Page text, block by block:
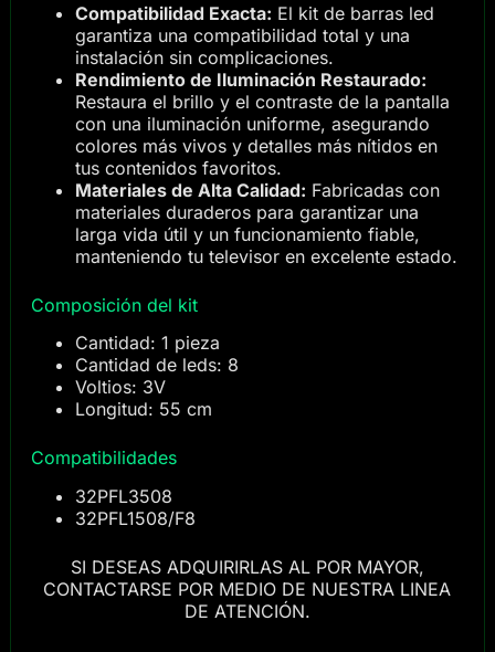
Compatibilidad Exacta: El kit de barras led
garantiza una compatibilidad total y una
instalación sin complicaciones.
Rendimiento de Iluminación Restaurado:
Restaura el brillo y el contraste de la pantalla
con una iluminación uniforme, asegurando
colores más vivos y detalles más nítidos en
tus contenidos favoritos.
Materiales de Alta Calidad: Fabricadas con
materiales duraderos para garantizar una
larga vida útil y un funcionamiento fiable,
manteniendo tu televisor en excelente estado.
Composición del kit
Cantidad: 1 pieza
Cantidad de leds: 8
Voltios: 3V
Longitud: 55 cm
Compatibilidades
32PFL3508
32PFL1508/F8
SI DESEAS ADQUIRIRLAS AL POR MAYOR,
CONTACTARSE POR MEDIO DE NUESTRA LINEA
DE ATENCIÓN.